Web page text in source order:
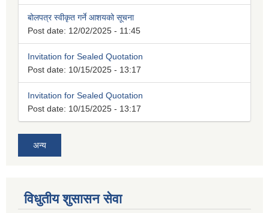
बोलपत्र स्वीकृत गर्ने आशयको सूचना
Post date: 12/02/2025 - 11:45
Invitation for Sealed Quotation
Post date: 10/15/2025 - 13:17
Invitation for Sealed Quotation
Post date: 10/15/2025 - 13:17
अन्य
विधुतीय शुसासन सेवा